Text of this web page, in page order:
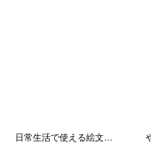
日常生活で使える絵文字２